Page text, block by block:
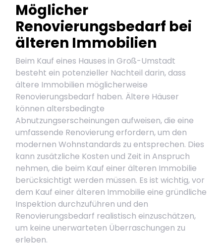
Möglicher
Renovierungsbedarf bei
älteren Immobilien
Beim Kauf eines Hauses in Groß-Umstadt
besteht ein potenzieller Nachteil darin, dass
ältere Immobilien möglicherweise
Renovierungsbedarf haben. Ältere Häuser
können altersbedingte
Abnutzungserscheinungen aufweisen, die eine
umfassende Renovierung erfordern, um den
modernen Wohnstandards zu entsprechen. Dies
kann zusätzliche Kosten und Zeit in Anspruch
nehmen, die beim Kauf einer älteren Immobilie
berücksichtigt werden müssen. Es ist wichtig, vor
dem Kauf einer älteren Immobilie eine gründliche
Inspektion durchzuführen und den
Renovierungsbedarf realistisch einzuschätzen,
um keine unerwarteten Überraschungen zu
erleben.